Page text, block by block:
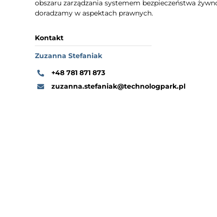
obszaru zarządzania systemem bezpieczeństwa
doradzamy w aspektach prawnych.
Kontakt
Zuzanna Stefaniak
+48 781 871 873
zuzanna.stefaniak@technologpark.pl